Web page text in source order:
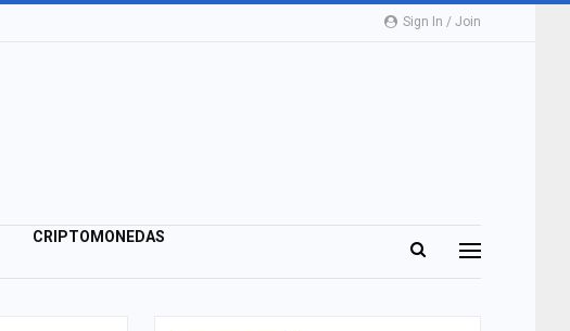
Sign In / Join
CRIPTOMONEDAS